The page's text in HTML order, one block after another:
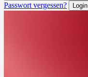
Passwort vergessen?